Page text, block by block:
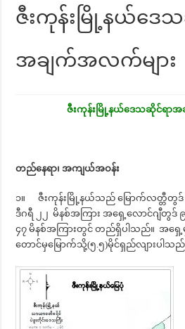
ဇီးကုန်းမြို့နယ်ဒေ
အချက်အလက်များ
ဇီးကုန်းမြို့နယ်ဒေသဆိုင်ရာအ
တည်နေရာ၊ အကျယ်အဝန်း
၁။ ဇီးကုန်းမြို့နယ်သည် ‌မြောက်လတ္တီတွဒ်
ဒီဂရီ ၂၂ မိနစ်အကြား အရှေ့လောင်ဂျီတွဒ်
၄၇ မိနစ်အကြားတွင် တည်ရှိပါသည်။ အရှေ့
တောင်မှမြောက်သို့(၅.၅)မိုင်ရှည်လျားပါသည်